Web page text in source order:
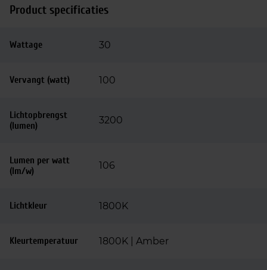
Product specificaties
Wattage 30
Vervangt (watt) 100
Lichtopbrengst
(lumen)
3200
Lumen per watt
(lm/w)
106
Lichtkleur 1800K
Kleurtemperatuur 1800K | Amber